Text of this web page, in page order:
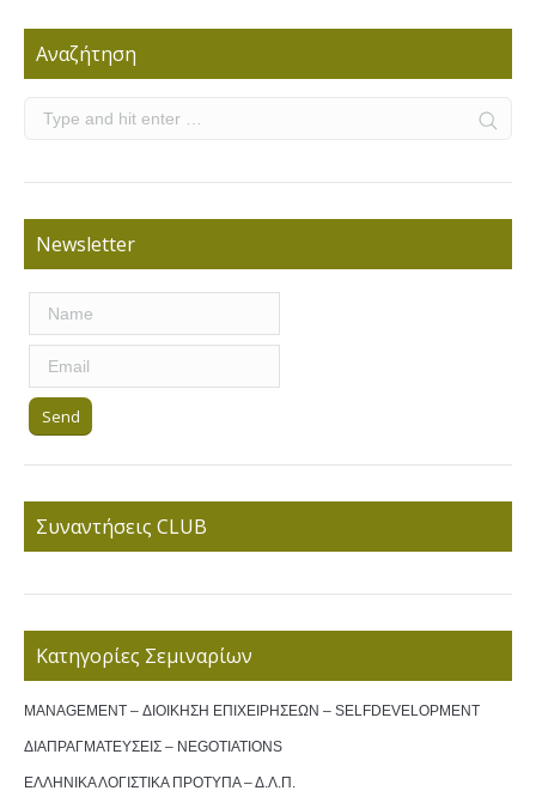
Αναζήτηση
Newsletter
Συναντήσεις CLUB
Κατηγορίες Σεμιναρίων
MANAGEMENT – ΔΙΟΙΚΗΣΗ ΕΠΙΧΕΙΡΗΣΕΩΝ – SELFDEVELOPMENT
ΔΙΑΠΡΑΓΜΑΤΕΥΣΕΙΣ – NEGOTIATIONS
ΕΛΛΗΝΙΚΑ ΛΟΓΙΣΤΙΚΑ ΠΡΟΤΥΠΑ – Δ.Λ.Π.